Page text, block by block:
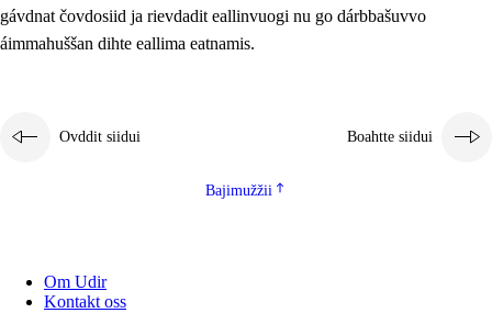
Demokratiija ja mielváikkuheapmi
gávdnat čovdosiid ja rievdadit eallinvuogi nu go dárbbašuvvo
áimmahuššan dihte eallima eatnamis.
Ovddit siidui Boahtte siidui
Bajimužžii
Om Udir
Kontakt oss